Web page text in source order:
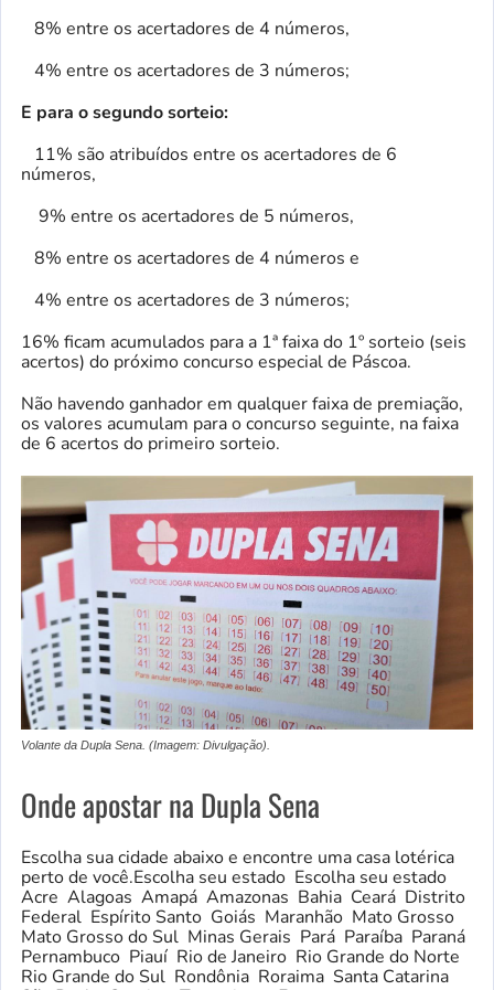
8% entre os acertadores de 4 números,
4% entre os acertadores de 3 números;
E para o segundo sorteio:
11% são atribuídos entre os acertadores de 6
números,
9% entre os acertadores de 5 números,
8% entre os acertadores de 4 números e
4% entre os acertadores de 3 números;
16% ficam acumulados para a 1ª faixa do 1º sorteio (seis
acertos) do próximo concurso especial de Páscoa.
Não havendo ganhador em qualquer faixa de premiação,
os valores acumulam para o concurso seguinte, na faixa
de 6 acertos do primeiro sorteio.
Volante da Dupla Sena. (Imagem: Divulgação).
Onde apostar na Dupla Sena
Escolha sua cidade abaixo e encontre uma casa lotérica
perto de você.Escolha seu estado Escolha seu estado
Acre Alagoas Amapá Amazonas Bahia Ceará Distrito
Federal Espírito Santo Goiás Maranhão Mato Grosso
Mato Grosso do Sul Minas Gerais Pará Paraíba Paraná
Pernambuco Piauí Rio de Janeiro Rio Grande do Norte
Rio Grande do Sul Rondônia Roraima Santa Catarina